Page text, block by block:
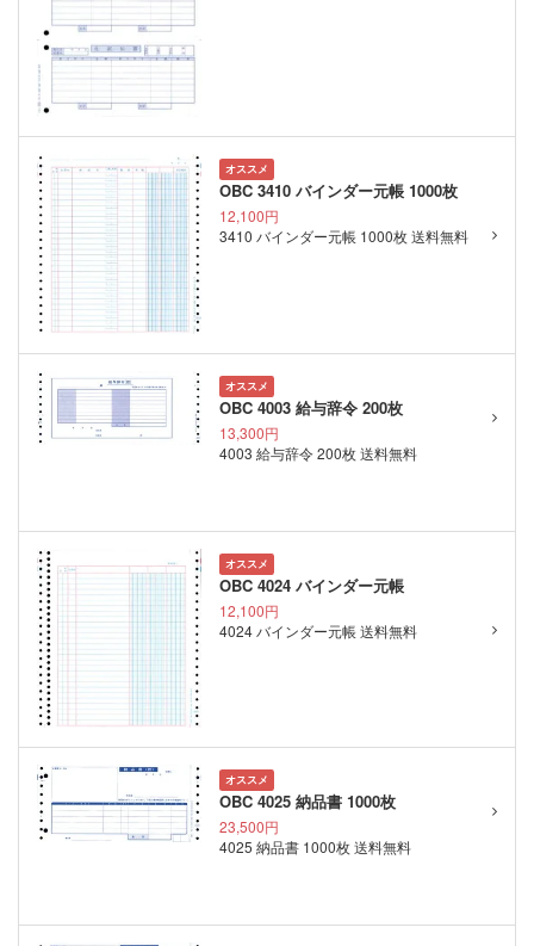
オススメ
OBC 3410 バインダー元帳 1000枚
12,100円
3410 バインダー元帳 1000枚 送料無料
オススメ
OBC 4003 給与辞令 200枚
13,300円
4003 給与辞令 200枚 送料無料
オススメ
OBC 4024 バインダー元帳
12,100円
4024 バインダー元帳 送料無料
オススメ
OBC 4025 納品書 1000枚
23,500円
4025 納品書 1000枚 送料無料